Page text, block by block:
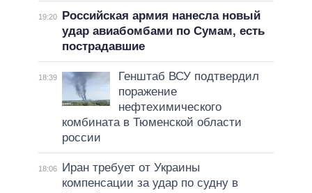
19:20
Российская армия нанесла новый
удар авиабомбами по Сумам, есть
пострадавшие
18:39
Генштаб ВСУ подтвердил
поражение
нефтехимического
комбината в Тюменской области
россии
18:06
Иран требует от Украины
компенсации за удар по судну в